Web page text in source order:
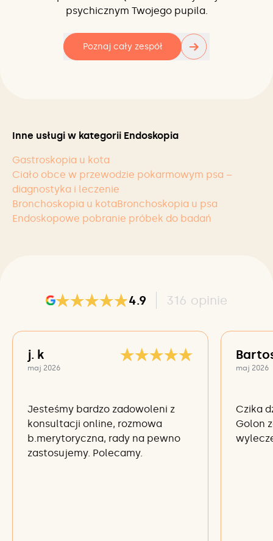
psychicznym Twojego pupila.
Poznaj cały zespół →
Inne usługi w kategorii Endoskopia
Gastroskopia u kota
Ciało obce w przewodzie pokarmowym psa –
diagnostyka i leczenie
Bronchoskopia u kotaBronchoskopia u psa
Endoskopowe pobranie próbek do badań
4.9 316 opinie
j. k
maj 2026
Jesteśmy bardzo zadowoleni z
konsultacji online, rozmowa
b.merytoryczna, rady na pewno
zastosujemy. Polecamy.
maj 2026
Czika
Golon